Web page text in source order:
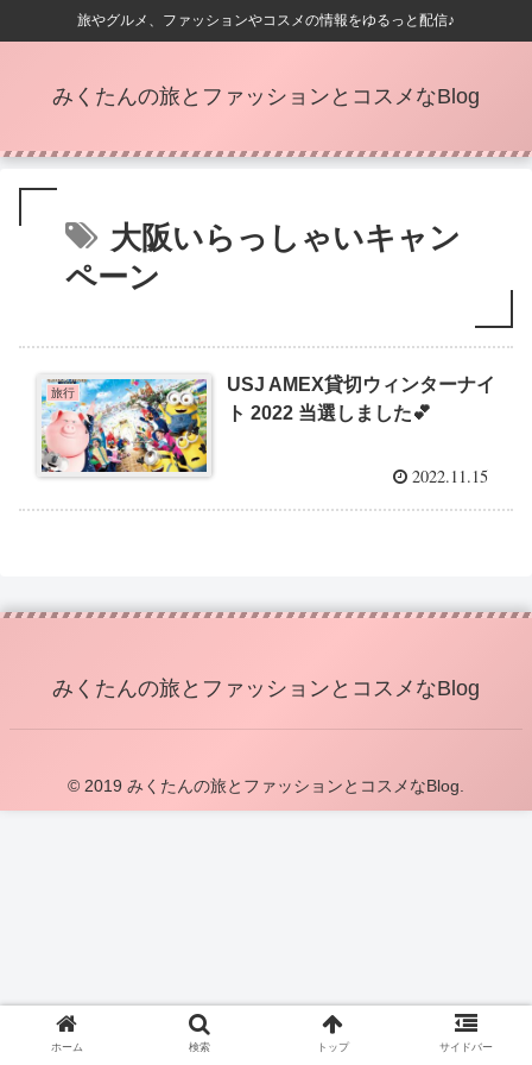
旅やグルメ、ファッションやコスメの情報をゆるっと配信♪
みくたんの旅とファッションとコスメなBlog
大阪いらっしゃいキャン
ペーン
旅行
USJ AMEX貸切ウィンターナイ
ト 2022 当選しました💕
2022.11.15
みくたんの旅とファッションとコスメなBlog
© 2019 みくたんの旅とファッションとコスメなBlog.
ホーム 検索 トップ サイドバー